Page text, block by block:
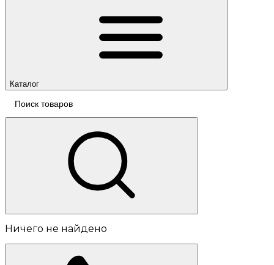
Каталог
Ничего не найдено